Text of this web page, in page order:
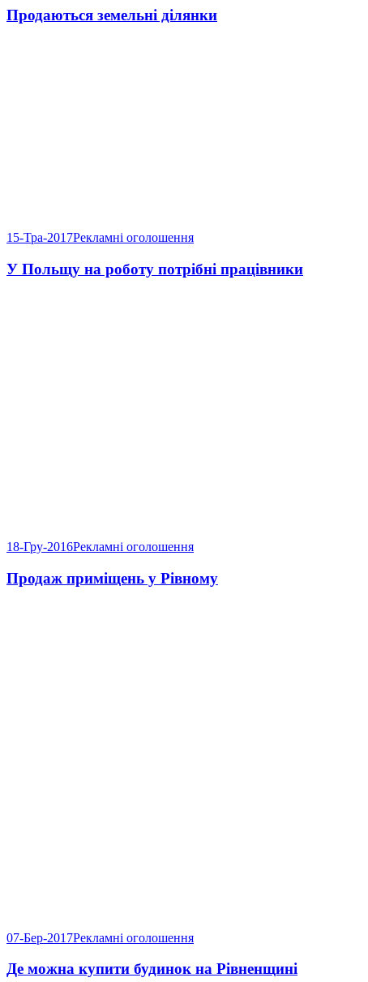
Продаються земельні ділянки
15-Тра-2017Рекламні оголошення
У Польщу на роботу потрібні працівники
18-Гру-2016Рекламні оголошення
Продаж приміщень у Рівному
07-Бер-2017Рекламні оголошення
Де можна купити будинок на Рівненщині